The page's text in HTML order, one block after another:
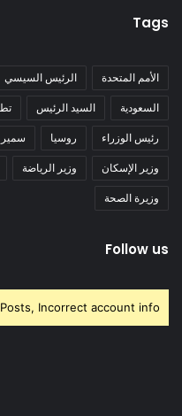
Tags
الأمم المتحدة الرئيس السيسي
السعودية السيد الرئيس
رئيس الوزراء روسيا سمير
وزير الإسكان وزير الرياضة
وزيرة الصحة
Follow us
Incorrect account info.